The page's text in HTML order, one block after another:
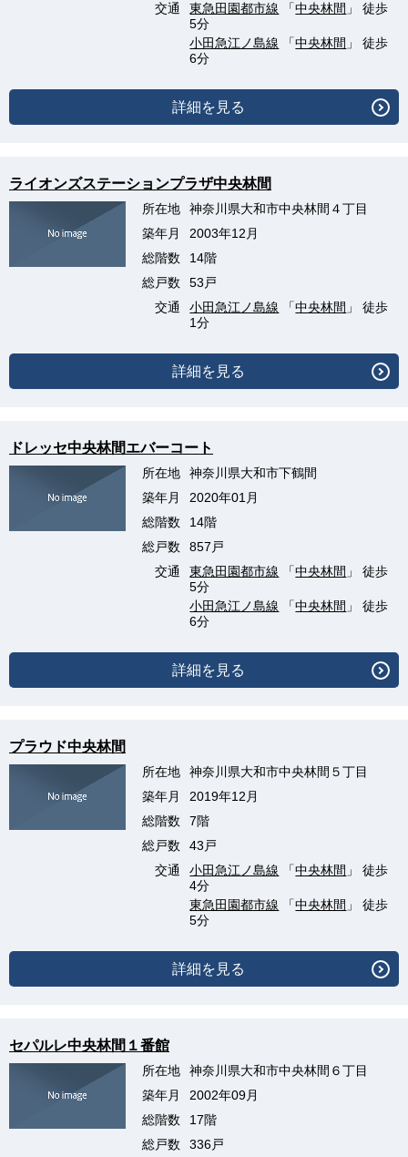
交通
東急田園都市線 「中央林間 」 徒歩
5分
小田急江ノ島線 「中央林間 」 徒歩
6分
詳細を見る
ライオンズステーションプラザ中央林間
所在地
神奈川県大和市中央林間４丁目
築年月
2003年12月
総階数
14階
総戸数
53戸
交通
小田急江ノ島線 「中央林間 」 徒歩
1分
詳細を見る
ドレッセ中央林間エバーコート
所在地
神奈川県大和市下鶴間
築年月
2020年01月
総階数
14階
総戸数
857戸
交通
東急田園都市線 「中央林間 」 徒歩
5分
小田急江ノ島線 「中央林間 」 徒歩
6分
詳細を見る
プラウド中央林間
所在地
神奈川県大和市中央林間５丁目
築年月
2019年12月
総階数
7階
総戸数
43戸
交通
小田急江ノ島線 「中央林間 」 徒歩
4分
東急田園都市線 「中央林間 」 徒歩
5分
詳細を見る
セパルレ中央林間１番館
所在地
神奈川県大和市中央林間６丁目
築年月
2002年09月
総階数
17階
総戸数
336戸